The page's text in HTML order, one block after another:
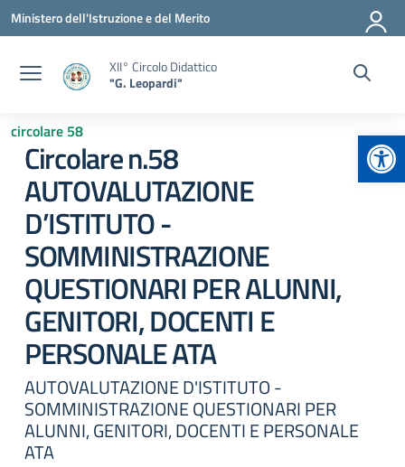
Vai ai contenuti
Vai al menu di navigazione
Vai al footer
Ministero dell'Istruzione e del Merito
XII° Circolo Didattico
"G. Leopardi"
circolare 58
Circolare n.58
AUTOVALUTAZIONE
D’ISTITUTO -
SOMMINISTRAZIONE
QUESTIONARI PER ALUNNI,
GENITORI, DOCENTI E
PERSONALE ATA
AUTOVALUTAZIONE D'ISTITUTO -
SOMMINISTRAZIONE QUESTIONARI PER
ALUNNI, GENITORI, DOCENTI E PERSONALE
ATA